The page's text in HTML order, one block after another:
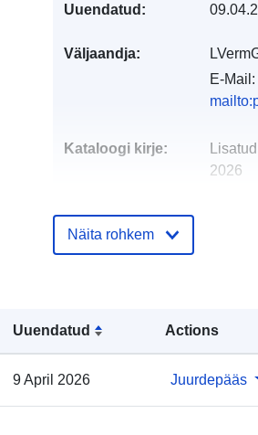
Uuendatud Actions
9 April 2026 Juurdepääs
Uuendatud:
Väljaandja:
E-Mail:
Kataloogi kirje:
2026
Tüüp:
uriRef:
http://
Näita rohkem